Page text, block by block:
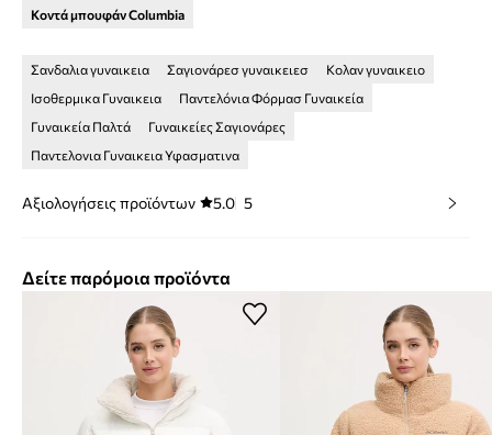
Κοντά μπουφάν Columbia
Σανδαλια γυναικεια Σαγιονάρεσ γυναικειεσ
Κολαν γυναικειο
Ισοθερμικα Γυναικεια
Παντελόνια Φόρμασ Γυναικεία
Γυναικεία Παλτά
Γυναικείες Σαγιονάρες
Παντελονια Γυναικεια Υφασματινα
Αξιολογήσεις προϊόντων 5.0 5
Δείτε παρόμοια προϊόντα